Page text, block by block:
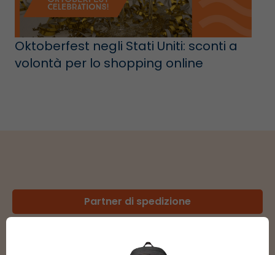
Oktoberfest negli Stati Uniti: sconti a
volontà per lo shopping online
Partner di spedizione